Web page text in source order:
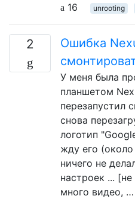
16
unrooting
2
Ошибка
У меня была
планшетом
перезапустил
снова
логотип
жду его
ничего не
настроек ...
много видео, …